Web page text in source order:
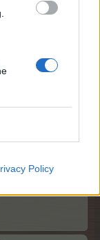
Policy
......ein ganz
Glückwünsche